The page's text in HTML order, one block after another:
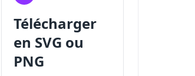
Télécharger
en SVG ou
PNG